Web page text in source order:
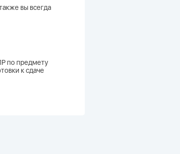
вы всегда
по предмету
к сдаче